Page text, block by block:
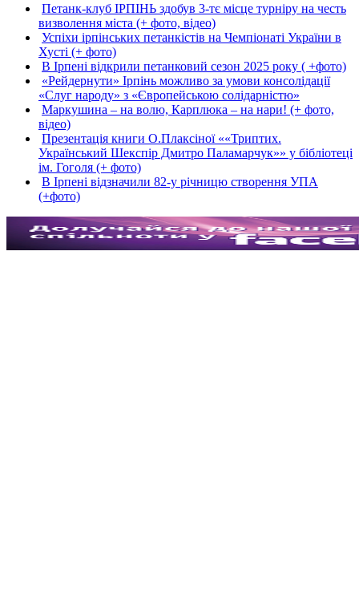
Петанк-клуб ІРПІНЬ здобув 3-тє місце турніру на честь
визволення міста (+ фото, відео)
Успіхи ірпінських петанкістів на Чемпіонаті України в
Хусті (+ фото)
В Ірпені відкрили петанковий сезон 2025 року ( +фото)
«Рейдернути» Ірпінь можливо за умови консолідації
«Слуг народу» з «Європейською солідарністю»
Маркушина – на волю, Карплюка – на нари! (+ фото,
відео)
Презентація книги О.Плаксіної ««Триптих.
Український Шекспір Дмитро Паламарчук»» у бібліотеці
ім. Гоголя (+ фото)
В Ірпені відзначили 82-у річницю створення УПА
(+фото)